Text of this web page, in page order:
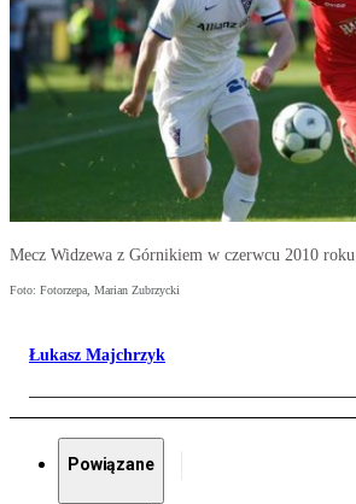
Mecz Widzewa z Górnikiem w czerwcu 2010 roku
Foto: Fotorzepa, Marian Zubrzycki
Łukasz Majchrzyk
Powiązane